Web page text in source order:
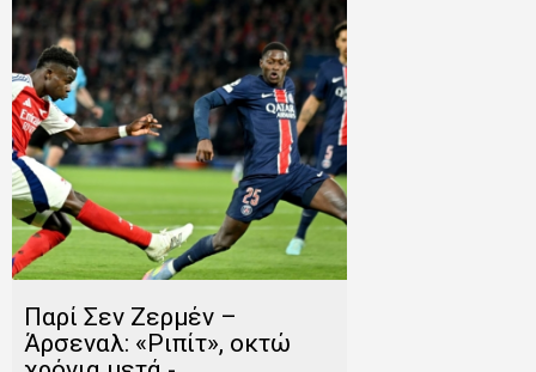
Παρί Σεν Ζερμέν –
Άρσεναλ: «Ριπίτ», οκτώ